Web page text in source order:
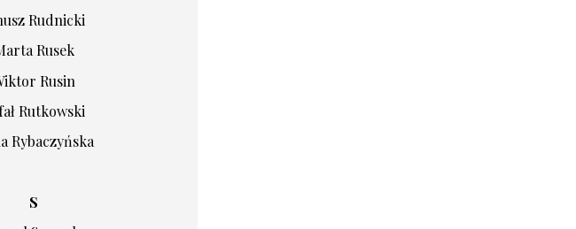
Rudnicki
Rusek
Rusin
Rutkowski
Rybaczyńska
S